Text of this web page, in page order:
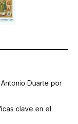
Duarte por
clave en el